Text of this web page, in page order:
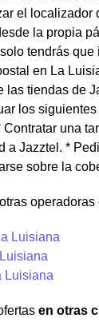
el localizador
la propia
tendrás que
en La
las tiendas de
los siguientes
una
a Jazztel. *
sobre la
Luisiana
Luisiana
en otras